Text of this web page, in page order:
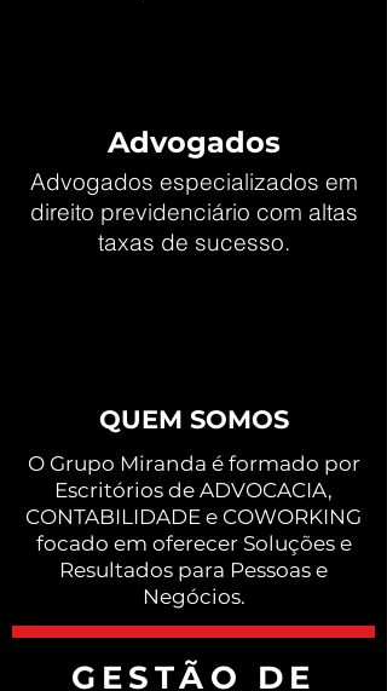
Advogados
Advogados especializados em
direito previdenciário com altas
taxas de sucesso.
QUEM SOMOS
O Grupo Miranda é formado por
Escritórios de ADVOCACIA,
CONTABILIDADE e COWORKING
focado em oferecer Soluções e
Resultados para Pessoas e
Negócios.
GESTÃO DE